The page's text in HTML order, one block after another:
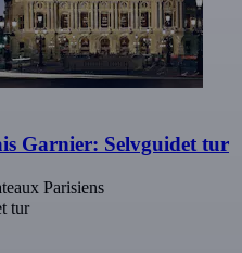
Garnier: Selvguidet tur
Parisiens
tur